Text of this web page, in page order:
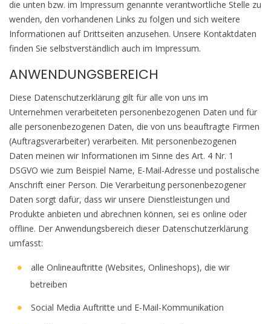
die unten bzw. im Impressum genannte verantwortliche Stelle zu
wenden, den vorhandenen Links zu folgen und sich weitere
Informationen auf Drittseiten anzusehen. Unsere Kontaktdaten
finden Sie selbstverständlich auch im Impressum.
ANWENDUNGSBEREICH
Diese Datenschutzerklärung gilt für alle von uns im
Unternehmen verarbeiteten personenbezogenen Daten und für
alle personenbezogenen Daten, die von uns beauftragte Firmen
(Auftragsverarbeiter) verarbeiten. Mit personenbezogenen
Daten meinen wir Informationen im Sinne des Art. 4 Nr. 1
DSGVO wie zum Beispiel Name, E-Mail-Adresse und postalische
Anschrift einer Person. Die Verarbeitung personenbezogener
Daten sorgt dafür, dass wir unsere Dienstleistungen und
Produkte anbieten und abrechnen können, sei es online oder
offline. Der Anwendungsbereich dieser Datenschutzerklärung
umfasst:
alle Onlineauftritte (Websites, Onlineshops), die wir
betreiben
Social Media Auftritte und E-Mail-Kommunikation